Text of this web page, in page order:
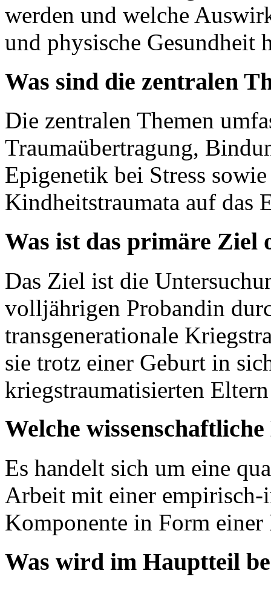
werden und welche
und physische Gesundheit
Was sind die zentralen
Die zentralen Themen
Traumaübertragung,
Epigenetik bei Stress
Kindheitstraumata auf das
Was ist das primäre Ziel
Das Ziel ist die
volljährigen Probandin
transgenerationale
sie trotz einer Geburt in
kriegstraumatisierten
Welche
Es handelt sich um eine
Arbeit mit einer
Komponente in Form
Was wird im Hauptteil